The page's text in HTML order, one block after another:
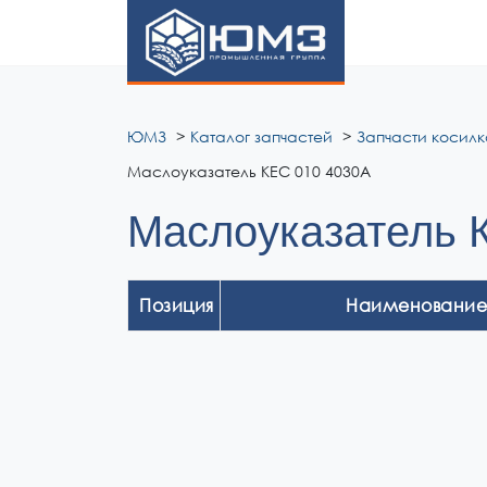
ЮМЗ Каталог запчастей Запчасти
Маслоуказатель КЕС 010 4030А
Маслоуказатель
Позиция Наименование